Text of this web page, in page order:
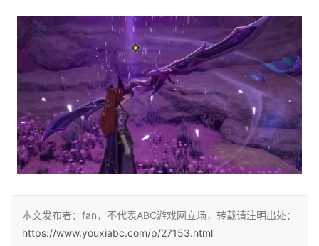
本文发布者：fan，不代表ABC游戏网立场，转载请注明出处：
https://www.youxiabc.com/p/27153.html